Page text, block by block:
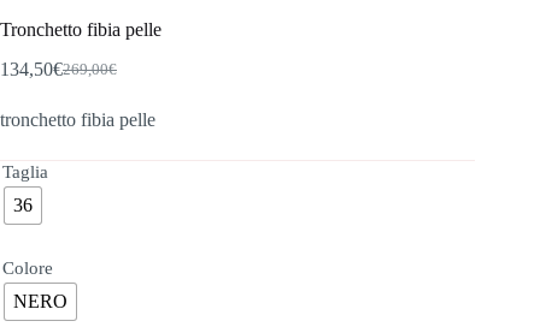
Tronchetto fibia pelle
269,00€
Il
originale
134,50€Il
attuale
tronchetto fibia pelle
Taglia
36
Colore
NERO